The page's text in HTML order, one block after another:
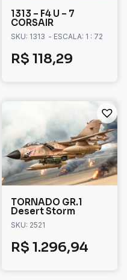
1313 – F4 U – 7
CORSAIR
SKU: 1313 - ESCALA: 1 : 72
R$ 118,29
TORNADO GR.1
Desert Storm
SKU: 2521
R$ 1.296,94